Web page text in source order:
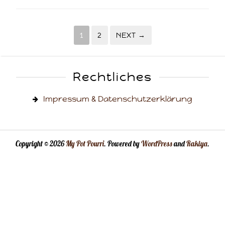
1 2 NEXT →
Rechtliches
Impressum & Datenschutzerklärung
Copyright © 2026My Pot Pourri. Powered byWordPressandRakiya.